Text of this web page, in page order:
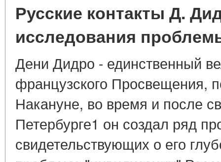
Русские контакты Д.
исследования
Дени Дидро - единственный
французского Просвещения,
Накануне, во время и после
Петербурге1 он создал ряд
свидетельствующих о его